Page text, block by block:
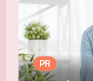
PR